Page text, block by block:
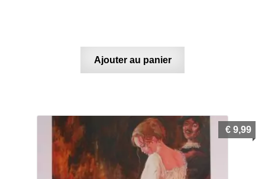
Ajouter au panier
€ 9,99